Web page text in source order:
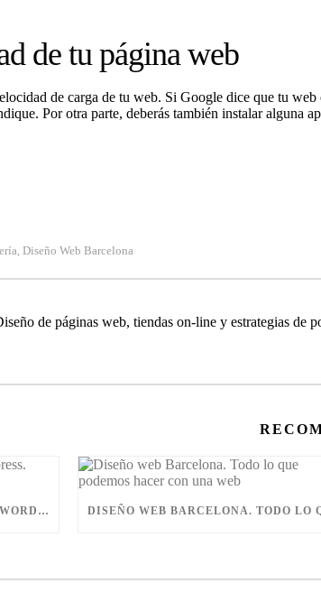
de tu página web
de carga de tu web. Si Google dice que tu
Por otra parte, deberás también instalar alguna
, Diseño Web Barcelona
de páginas web, tiendas on-line y estrategias de
SEGURIDAD EN TU PÁGINA WEB WORDPRESS. ELIMINAR VIRUS Y CÓDIGO MALICIOSO